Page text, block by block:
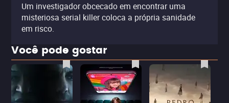
Um investigador obcecado em encontrar uma
misteriosa serial killer coloca a própria sanidade
em risco.
Você pode gostar